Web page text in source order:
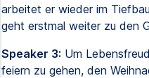
arbeitet er wieder im
geht erstmal weiter zu den
Speaker 3: Um
feiern zu gehen, den